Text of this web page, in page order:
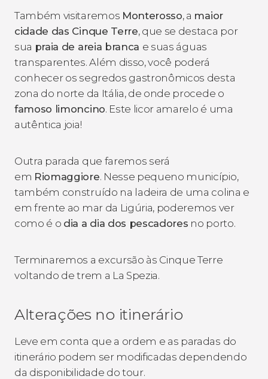
Também visitaremos Monterosso, a maior
cidade das Cinque Terre, que se destaca por
sua praia de areia branca e suas águas
transparentes. Além disso, você poderá
conhecer os segredos gastronômicos desta
zona do norte da Itália, de onde procede o
famoso limoncino. Este licor amarelo é uma
autêntica joia!
Outra parada que faremos será
em Riomaggiore. Nesse pequeno município,
também construído na ladeira de uma colina e
em frente ao mar da Ligúria, poderemos ver
como é o dia a dia dos pescadores no porto.
Terminaremos a excursão às Cinque Terre
voltando de trem a La Spezia.
Alterações no itinerário
Leve em conta que a ordem e as paradas do
itinerário podem ser modificadas dependendo
da disponibilidade do tour.